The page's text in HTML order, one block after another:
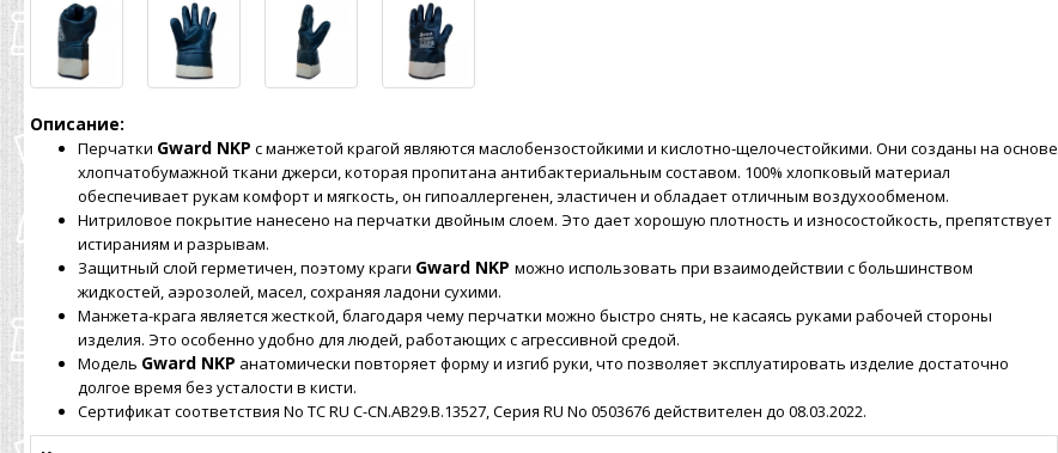
Описание:
Перчатки Gward NKP с манжетой крагой являются маслобензостойкими и кислотно-щелочестойкими. Они созданы на основе
хлопчатобумажной ткани джерси, которая пропитана антибактериальным составом. 100% хлопковый материал
обеспечивает рукам комфорт и мягкость, он гипоаллергенен, эластичен и обладает отличным воздухообменом.
Нитриловое покрытие нанесено на перчатки двойным слоем. Это дает хорошую плотность и износостойкость, препятствует
истираниям и разрывам.
Защитный слой герметичен, поэтому краги Gward NKP можно использовать при взаимодействии с большинством
жидкостей, аэрозолей, масел, сохраняя ладони сухими.
Манжета-крага является жесткой, благодаря чему перчатки можно быстро снять, не касаясь руками рабочей стороны
изделия. Это особенно удобно для людей, работающих с агрессивной средой.
Модель Gward NKP анатомически повторяет форму и изгиб руки, что позволяет эксплуатировать изделие достаточно
долгое время без усталости в кисти.
Сертификат соответствия No ТС RU C-CN.AB29.B.13527, Серия RU No 0503676 действителен до 08.03.2022.